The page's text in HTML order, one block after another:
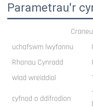
Parametrau'r
uchafswm lwyfannu
Rhanau Cynradd
wlad wreiddiol
cyfnod o ddifrodion